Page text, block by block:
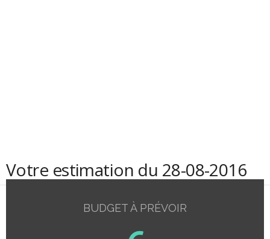
Votre estimation du 28-08-2016
BUDGET À PRÉVOIR